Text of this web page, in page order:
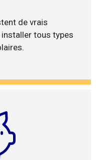
de vrais
tous types